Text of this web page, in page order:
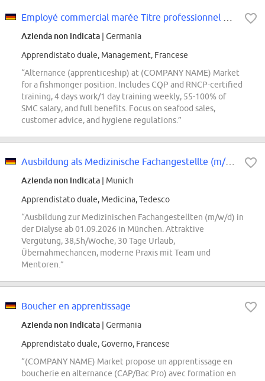
Azienda non indicata | Germania
Apprendistato duale, Management, Francese
“Alternance (apprenticeship) at (COMPANY NAME) Market
for a fishmonger position. Includes CQP and RNCP-certified
training, 4 days work/1 day training weekly, 55-100% of
SMC salary, and full benefits. Focus on seafood sales,
customer advice, and hygiene regulations.”
Ausbildung als Medizinische Fachangestellte (m/w/d) für die Dialyse
Azienda non indicata | Munich
Apprendistato duale, Medicina, Tedesco
“Ausbildung zur Medizinischen Fachangestellten (m/w/d) in
der Dialyse ab 01.09.2026 in München. Attraktive
Vergütung, 38,5h/Woche, 30 Tage Urlaub,
Übernahmechancen, moderne Praxis mit Team und
Mentoren.”
Boucher en apprentissage
Azienda non indicata | Germania
Apprendistato duale, Governo, Francese
“(COMPANY NAME) Market propose un apprentissage en
boucherie en alternance (CAP/Bac Pro) avec formation en